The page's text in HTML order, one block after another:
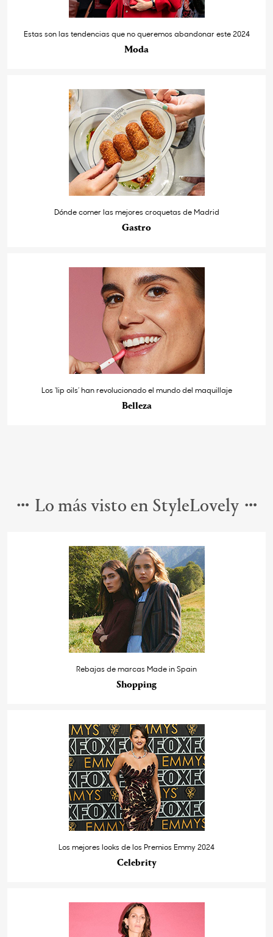
Estas son las tendencias que no queremos abandonar este 2024
Moda
Dónde comer las mejores croquetas de Madrid
Gastro
Los ‘lip oils’ han revolucionado el mundo del maquillaje
Belleza
Lo más visto en StyleLovely
Rebajas de marcas Made in Spain
Shopping
Los mejores looks de los Premios Emmy 2024
Celebrity